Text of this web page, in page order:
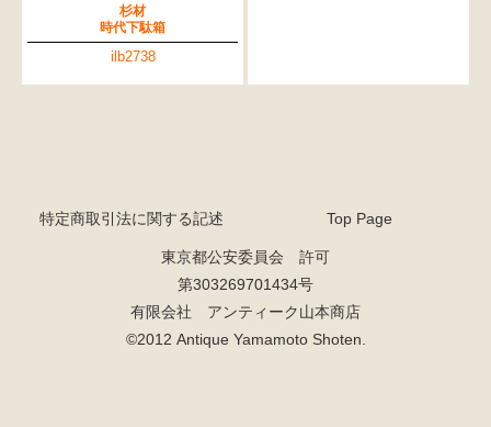
杉材
時代下駄箱
ilb2738
特定商取引法に関する記述 Top Page
東京都公安委員会 許可
第303269701434号
有限会社 アンティーク山本商店
©2012 Antique Yamamoto Shoten.